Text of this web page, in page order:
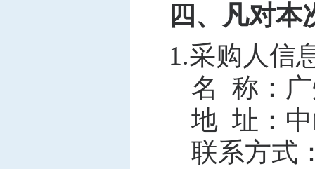
四、凡对
1.采购人信
名
称：
地 址：
联系方式